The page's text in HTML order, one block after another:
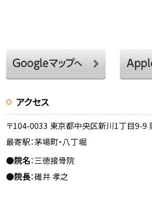
アクセス
〒104-0033 東京都中央区新川1丁目9-9
最寄駅：茅場町・八丁堀
●院名：三徳接骨院
●院長：碓井 孝之